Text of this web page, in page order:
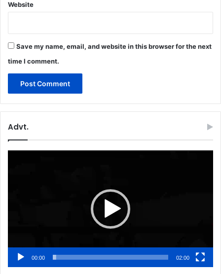
Website
Save my name, email, and website in this browser for the next
time I comment.
Advt.
00:00 02:00